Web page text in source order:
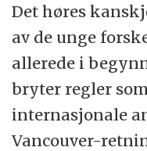
Ha bidratt
studien eller til
fortolke data
Komme med
kritisk
Det høres
av de unge
allerede i
bryter regler
internasjonale
Vancouver-